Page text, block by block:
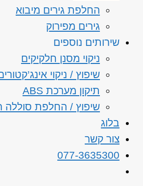
החלפת גירים מיבוא
גירים מפירוק
שירותים נוספים
ניקוי מסנן חלקיקים
שיפוץ / ניקוי
תיקון מערכת ABS
שיפוץ / החלפת סוללה
בלוג
צור קשר
077-3635300